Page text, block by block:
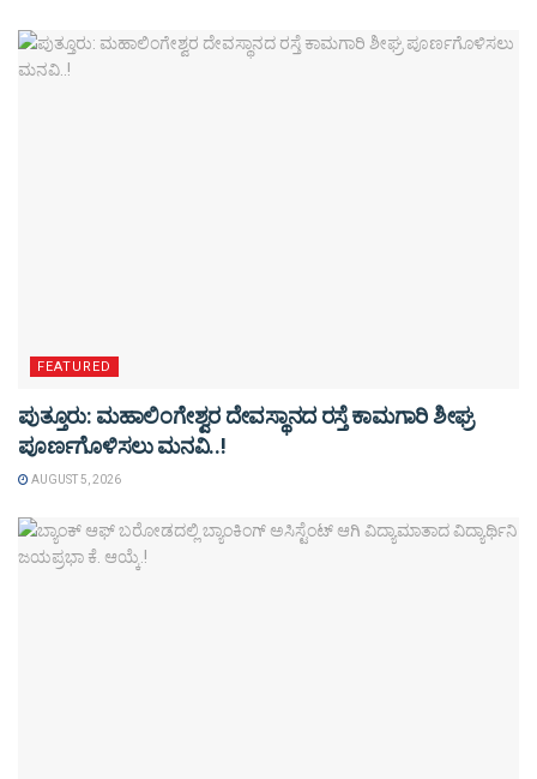
FEATURED
ಪುತ್ತೂರು: ಮಹಾಲಿಂಗೇಶ್ವರ ದೇವಸ್ಥಾನದ ರಸ್ತೆ ಕಾಮಗಾರಿ ಶೀಘ್ರ
ಪೂರ್ಣಗೊಳಿಸಲು ಮನವಿ..!
AUGUST 5, 2026